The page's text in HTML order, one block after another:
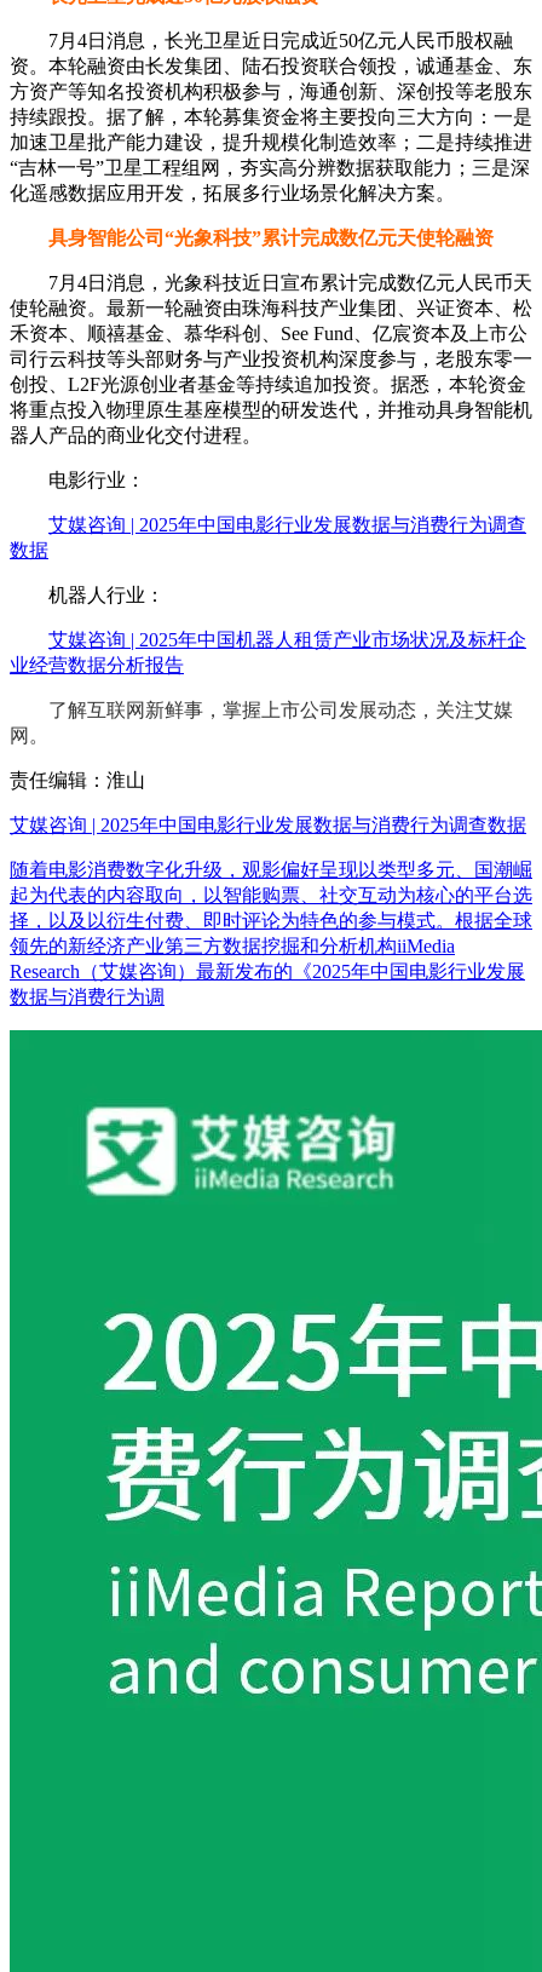
7月4日消息，长光卫星近日完成近50亿元人民币股权融
资。本轮融资由长发集团、陆石投资联合领投，诚通基金、东
方资产等知名投资机构积极参与，海通创新、深创投等老股东
持续跟投。据了解，本轮募集资金将主要投向三大方向：一是
加速卫星批产能力建设，提升规模化制造效率；二是持续推进
“吉林一号”卫星工程组网，夯实高分辨数据获取能力；三是深
化遥感数据应用开发，拓展多行业场景化解决方案。
具身智能公司“光象科技”累计完成数亿元天使轮融资
7月4日消息，光象科技近日宣布累计完成数亿元人民币天
使轮融资。最新一轮融资由珠海科技产业集团、兴证资本、松
禾资本、顺禧基金、慕华科创、See Fund、亿宸资本及上市公
司行云科技等头部财务与产业投资机构深度参与，老股东零一
创投、L2F光源创业者基金等持续追加投资。据悉，本轮资金
将重点投入物理原生基座模型的研发迭代，并推动具身智能机
器人产品的商业化交付进程。
电影行业：
艾媒咨询 | 2025年中国电影行业发展数据与消费行为调查
数据
机器人行业：
艾媒咨询 | 2025年中国机器人租赁产业市场状况及标杆企
业经营数据分析报告
了解互联网新鲜事，掌握上市公司发展动态，关注艾媒
网。
责任编辑：淮山
艾媒咨询 | 2025年中国电影行业发展数据与消费行为调查数据
随着电影消费数字化升级，观影偏好呈现以类型多元、国潮崛
起为代表的内容取向，以智能购票、社交互动为核心的平台选
择，以及以衍生付费、即时评论为特色的参与模式。根据全球
领先的新经济产业第三方数据挖掘和分析机构iiMedia
Research（艾媒咨询）最新发布的《2025年中国电影行业发展
数据与消费行为调